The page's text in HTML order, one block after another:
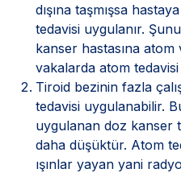
dışına taşmışsa
tedavisi uygulanır.
kanser hastasına
vakalarda atom tedavisi
Tiroid bezinin fazla
tedavisi uygulanabilir.
uygulanan doz kanser
daha düşüktür. Atom
ışınlar yayan yani